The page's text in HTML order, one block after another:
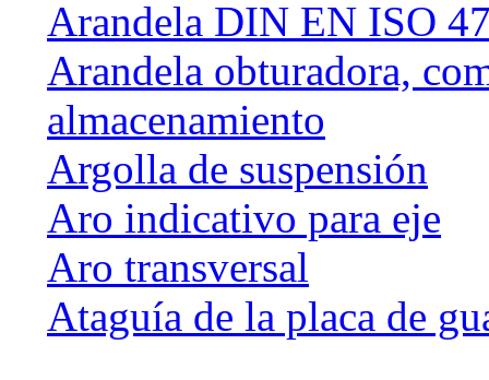
Arandela DIN EN ISO
Arandela obturadora,
almacenamiento
Argolla de suspensión
Aro indicativo para eje
Aro transversal
Ataguía de la placa de